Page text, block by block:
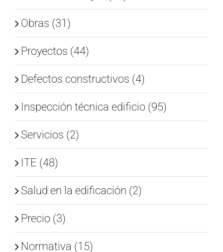
Obras (31)
Proyectos (44)
Defectos constructivos (4)
Inspección técnica edificio (95)
Servicios (2)
ITE (48)
Salud en la edificación (2)
Precio (3)
Normativa (15)